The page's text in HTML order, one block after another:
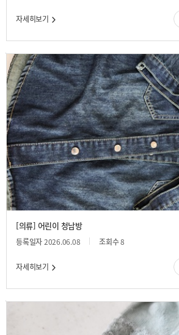
자세히보기
[의류] 어린이 청남방
등록일자2026.06.08 조회수8
자세히보기